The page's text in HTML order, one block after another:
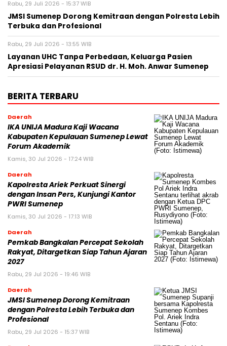
Rabu, 29 Juli 2026 - 15:37 WIB
JMSI Sumenep Dorong Kemitraan dengan Polresta Lebih
Terbuka dan Profesional
Rabu, 29 Juli 2026 - 13:55 WIB
Layanan UHC Tanpa Perbedaan, Keluarga Pasien
Apresiasi Pelayanan RSUD dr. H. Moh. Anwar Sumenep
BERITA TERBARU
Daerah
IKA UNIJA Madura Kaji Wacana
Kabupaten Kepulauan Sumenep Lewat
Forum Akademik
Kamis, 30 Jul 2026 - 17:24 WIB
Daerah
Kapolresta Ariek Perkuat Sinergi
dengan Insan Pers, Kunjungi Kantor
PWRI Sumenep
Kamis, 30 Jul 2026 - 17:13 WIB
Daerah
Pemkab Bangkalan Percepat Sekolah
Rakyat, Ditargetkan Siap Tahun Ajaran
2027
Rabu, 29 Jul 2026 - 19:46 WIB
Daerah
JMSI Sumenep Dorong Kemitraan
dengan Polresta Lebih Terbuka dan
Profesional
Rabu, 29 Jul 2026 - 15:37 WIB